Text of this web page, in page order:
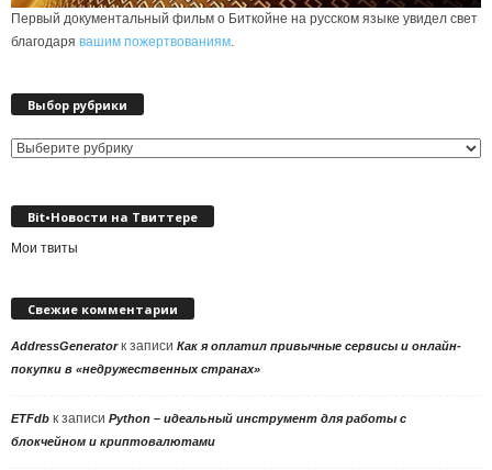
Первый документальный фильм о Биткойне на русском языке увидел свет
благодаря вашим пожертвованиям
Выбор рубрики
Выбор
Bit•Новости на Твиттере
Мои твиты
Свежие комментарии
AddressGeneratorк записи Как я оплатил привычные сервисы и онлайн-
покупки в «недружественных странах»
ETFdb к записи Python – идеальный инструмент для работы с
блокчейном и криптовалютами